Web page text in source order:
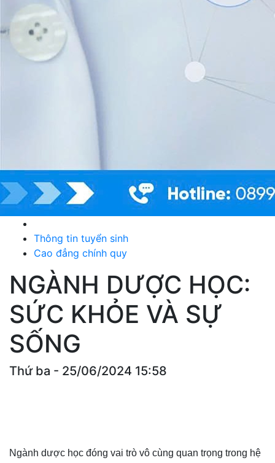
Thông tin tuyển sinh
Cao đẳng chính quy
NGÀNH DƯỢC HỌC:
SỨC KHỎE VÀ SỰ
SỐNG
Thứ ba - 25/06/2024 15:58
Ngành dược học đóng vai trò vô cùng quan trọng trong hệ